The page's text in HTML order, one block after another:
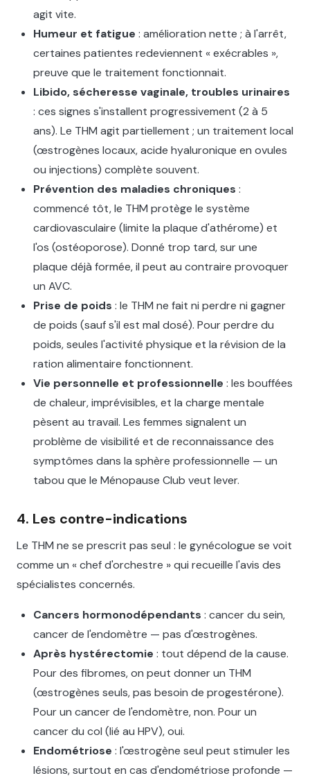
agit vite.
Humeur et fatigue : amélioration nette ; à l'arrêt,
certaines patientes redeviennent « exécrables »,
preuve que le traitement fonctionnait.
Libido, sécheresse vaginale, troubles urinaires
: ces signes s'installent progressivement (2 à 5
ans). Le THM agit partiellement ; un traitement local
(œstrogènes locaux, acide hyaluronique en ovules
ou injections) complète souvent.
Prévention des maladies chroniques :
commencé tôt, le THM protège le système
cardiovasculaire (limite la plaque d'athérome) et
l'os (ostéoporose). Donné trop tard, sur une
plaque déjà formée, il peut au contraire provoquer
un AVC.
Prise de poids : le THM ne fait ni perdre ni gagner
de poids (sauf s'il est mal dosé). Pour perdre du
poids, seules l'activité physique et la révision de la
ration alimentaire fonctionnent.
Vie personnelle et professionnelle : les bouffées
de chaleur, imprévisibles, et la charge mentale
pèsent au travail. Les femmes signalent un
problème de visibilité et de reconnaissance des
symptômes dans la sphère professionnelle — un
tabou que le Ménopause Club veut lever.
4. Les contre-indications
Le THM ne se prescrit pas seul : le gynécologue se voit
comme un « chef d'orchestre » qui recueille l'avis des
spécialistes concernés.
Cancers hormonodépendants : cancer du sein,
cancer de l'endomètre — pas d'œstrogènes.
Après hystérectomie : tout dépend de la cause.
Pour des fibromes, on peut donner un THM
(œstrogènes seuls, pas besoin de progestérone).
Pour un cancer de l'endomètre, non. Pour un
cancer du col (lié au HPV), oui.
Endométriose : l'œstrogène seul peut stimuler les
lésions, surtout en cas d'endométriose profonde —